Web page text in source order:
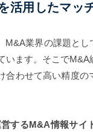
活用したマッ
M&A業界の課題とし
います。そこでM&A
合わせて高い精度の
するM&A情報サイ